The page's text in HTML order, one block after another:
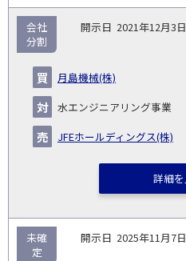
2021年12月3日
月島機械(株)
水エンジニアリング事業
JFEホールディングス(株)
会社
分割
詳細
2025年11月7日
未確
定